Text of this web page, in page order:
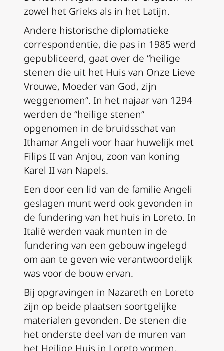
zowel het Grieks als in het Latijn.
Andere historische diplomatieke
correspondentie, die pas in 1985 werd
gepubliceerd, gaat over de “heilige
stenen die uit het Huis van Onze Lieve
Vrouwe, Moeder van God, zijn
weggenomen”. In het najaar van 1294
werden de “heilige stenen”
opgenomen in de bruidsschat van
Ithamar Angeli voor haar huwelijk met
Filips II van Anjou, zoon van koning
Karel II van Napels.
Een door een lid van de familie Angeli
geslagen munt werd ook gevonden in
de fundering van het huis in Loreto. In
Italië werden vaak munten in de
fundering van een gebouw ingelegd
om aan te geven wie verantwoordelijk
was voor de bouw ervan.
Bij opgravingen in Nazareth en Loreto
zijn op beide plaatsen soortgelijke
materialen gevonden. De stenen die
het onderste deel van de muren van